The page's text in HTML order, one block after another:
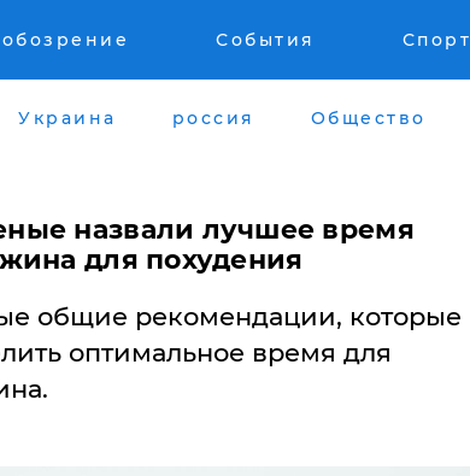
События Спорт
Украина россия Общество
назвали лучшее время
для похудения
общие рекомендации, которые
оптимальное время для